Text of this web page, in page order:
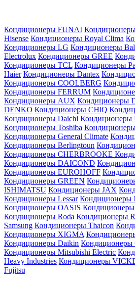
Кондиционеры FUNAI
Hisense Кондиционеры Royal Clima
Кондиционеры LG Кондиционеры
Electrolux Кондиционеры GREE
Кондиционеры TCL Кондиционеры
Haier Кондиционеры Dantex
Кондиционеры СOOLBERG
Кондиционеры FERRUM
Кондиционеры AUX Кондиционеры
DENKO Кондиционеры CHiQ
Кондиционеры Daichi Кондиционеры
Кондиционеры Toshiba
Кондиционеры General Climate
Кондиционеры Berlingtoun
Кондиционеры CHERBROOKE
Кондиционеры DAICOND
Кондиционеры EUROHOFF
Кондиционеры GREEN
ISHIMATSU Кондиционеры JAX
Кондиционеры Lessar Кондиционеры
Кондиционеры OASIS Кондиционеры
Кондиционеры Roda Кондиционеры
Samsung Кондиционеры Thaicon
Кондиционеры XIGMA
Кондиционеры Daikin Кондиционеры
Кондиционеры Mitsubishi Electric
Heavy Industries Кондиционеры
Fujitsu